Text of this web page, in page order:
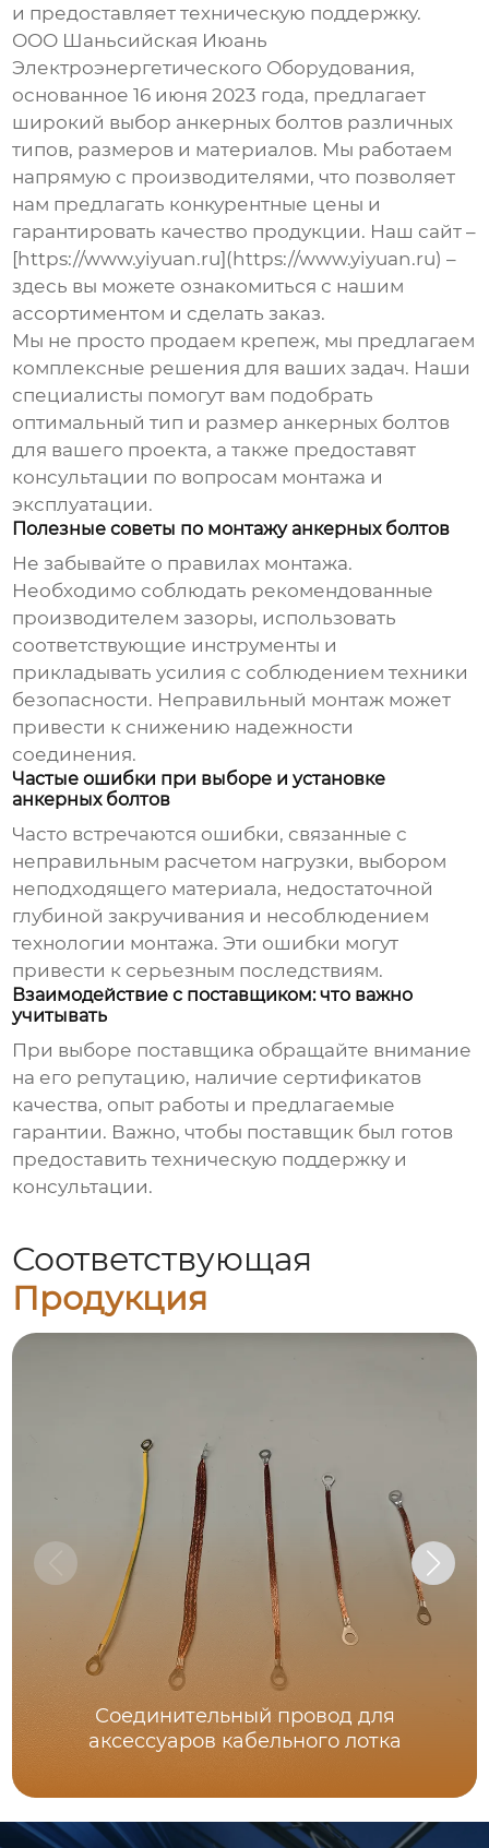
и предоставляет техническую поддержку.
ООО Шаньсийская Июань
Электроэнергетического Оборудования,
основанное 16 июня 2023 года, предлагает
широкий выбор анкерных болтов различных
типов, размеров и материалов. Мы работаем
напрямую с производителями, что позволяет
нам предлагать конкурентные цены и
гарантировать качество продукции. Наш сайт –
[https://www.yiyuan.ru](https://www.yiyuan.ru) –
здесь вы можете ознакомиться с нашим
ассортиментом и сделать заказ.
Мы не просто продаем крепеж, мы предлагаем
комплексные решения для ваших задач. Наши
специалисты помогут вам подобрать
оптимальный тип и размер анкерных болтов
для вашего проекта, а также предоставят
консультации по вопросам монтажа и
эксплуатации.
Полезные советы по монтажу анкерных болтов
Не забывайте о правилах монтажа.
Необходимо соблюдать рекомендованные
производителем зазоры, использовать
соответствующие инструменты и
прикладывать усилия с соблюдением техники
безопасности. Неправильный монтаж может
привести к снижению надежности
соединения.
Частые ошибки при выборе и установке
анкерных болтов
Часто встречаются ошибки, связанные с
неправильным расчетом нагрузки, выбором
неподходящего материала, недостаточной
глубиной закручивания и несоблюдением
технологии монтажа. Эти ошибки могут
привести к серьезным последствиям.
Взаимодействие с поставщиком: что важно
учитывать
При выборе поставщика обращайте внимание
на его репутацию, наличие сертификатов
качества, опыт работы и предлагаемые
гарантии. Важно, чтобы поставщик был готов
предоставить техническую поддержку и
консультации.
Соответствующая
Продукция
Соединительный провод для
аксессуаров кабельного лотка